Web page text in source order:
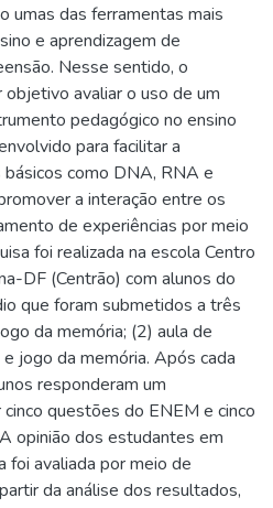
umas das ferramentas mais
e aprendizagem de
Nesse sentido, o
avaliar o uso de um
pedagógico no ensino
para facilitar a
como DNA, RNA e
a interação entre os
de experiências por meio
foi realizada na escola Centro
DF (Centrão) com alunos do
que foram submetidos a três
da memória; (2) aula de
jogo da memória. Após cada
responderam um
questões do ENEM e cinco
opinião dos estudantes em
foi avaliada por meio de
da análise dos resultados,